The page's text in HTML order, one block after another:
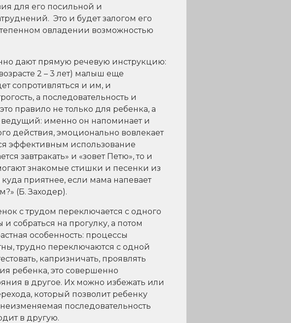
для его посильной и
Это и будет залогом его
овладении возможностью
дают прямую речевую инструкцию:
2 – 3 лет) малыш еще
сопротивляться и им, и
а последовательность и
правило не только для ребенка, а
ведущий: именно он напоминает и
действия, эмоционально вовлекает
эффективным использование
завтракать» и «зовет Петю», то и
знакомые стишки и песенки из
приятнее, если мама напевает
(Б. Заходер).
с трудом переключается с одного
собраться на прогулку, а потом
особенность: процессы
трудно переключаются с одной
капризничать, проявлять
ребенка, это совершенно
в другое. Их можно избежать или
который позволит ребенку
последовательность
в другую.